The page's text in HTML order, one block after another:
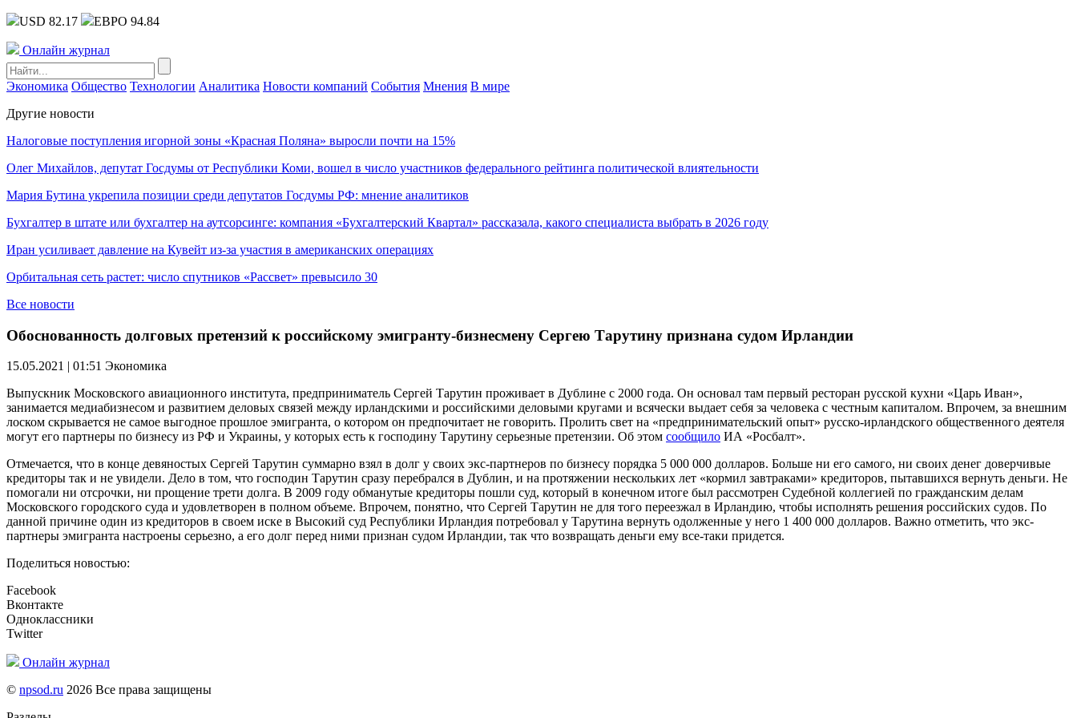
USD 82.17 ЕВРО 94.84
Онлайн журнал
Экономика Общество Технологии Аналитика Новости компаний События Мнения В мире
Другие новости
Налоговые поступления игорной зоны «Красная Поляна» выросли почти на 15%
Олег Михайлов, депутат Госдумы от Республики Коми, вошел в число участников федерального рейтинга политической влиятельности
Мария Бутина укрепила позиции среди депутатов Госдумы РФ: мнение аналитиков
Бухгалтер в штате или бухгалтер на аутсорсинге: компания «Бухгалтерский Квартал» рассказала, какого специалиста выбрать в 2026 году
Иран усиливает давление на Кувейт из-за участия в американских операциях
Орбитальная сеть растет: число спутников «Рассвет» превысило 30
Все новости
Обоснованность долговых претензий к российскому эмигранту-бизнесмену Сергею Тарутину признана судом Ирландии
15.05.2021 | 01:51 Экономика
Выпускник Московского авиационного института, предприниматель Сергей Тарутин проживает в Дублине с 2000 года. Он основал там первый ресторан русской кухни «Царь Иван»,
занимается медиабизнесом и развитием деловых связей между ирландскими и российскими деловыми кругами и всячески выдает себя за человека с честным капиталом. Впрочем, за внешним
лоском скрывается не самое выгодное прошлое эмигранта, о котором он предпочитает не говорить. Пролить свет на «предпринимательский опыт» русско-ирландского общественного деятеля
могут его партнеры по бизнесу из РФ и Украины, у которых есть к господину Тарутину серьезные претензии. Об этом сообщило ИА «Росбалт».
Отмечается, что в конце девяностых Сергей Тарутин суммарно взял в долг у своих экс-партнеров по бизнесу порядка 5 000 000 долларов. Больше ни его самого, ни своих денег доверчивые
кредиторы так и не увидели. Дело в том, что господин Тарутин сразу перебрался в Дублин, и на протяжении нескольких лет «кормил завтраками» кредиторов, пытавшихся вернуть деньги. Не
помогали ни отсрочки, ни прощение трети долга. В 2009 году обманутые кредиторы пошли суд, который в конечном итоге был рассмотрен Судебной коллегией по гражданским делам
Московского городского суда и удовлетворен в полном объеме. Впрочем, понятно, что Сергей Тарутин не для того переезжал в Ирландию, чтобы исполнять решения российских судов. По
данной причине один из кредиторов в своем иске в Высокий суд Республики Ирландия потребовал у Тарутина вернуть одолженные у него 1 400 000 долларов. Важно отметить, что экс-
партнеры эмигранта настроены серьезно, а его долг перед ними признан судом Ирландии, так что возвращать деньги ему все-таки придется.
Поделиться новостью:
Facebook
Вконтакте
Одноклассники
Twitter
Онлайн журнал
© npsod.ru 2026 Все права защищены